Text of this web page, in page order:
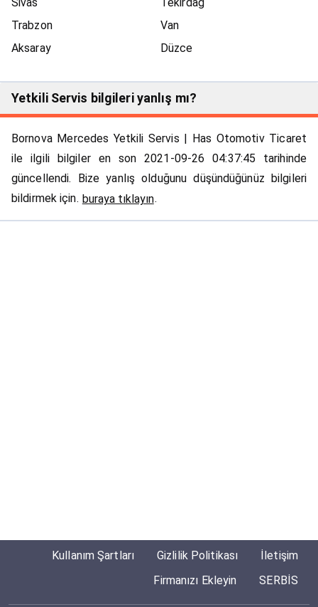
Trabzon
Van
Aksaray
Düzce
Yetkili Servis bilgileri yanlış mı?
Bornova Mercedes Yetkili Servis | Has Otomotiv Ticaret
ile ilgili bilgiler en son 2021-09-26 04:37:45 tarihinde
güncellendi. Bize yanlış olduğunu düşündüğünüz bilgileri
bildirmek için. buraya tıklayın.
Kullanım Şartları Gizlilik Politikası
İletişim
Firmanızı Ekleyin
SERBİS